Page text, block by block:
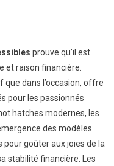
prouve qu’il est
et raison financière.
que dans l’occasion, offre
pour les passionnés
hatches modernes, les
des modèles
goûter aux joies de la
stabilité financière. Les